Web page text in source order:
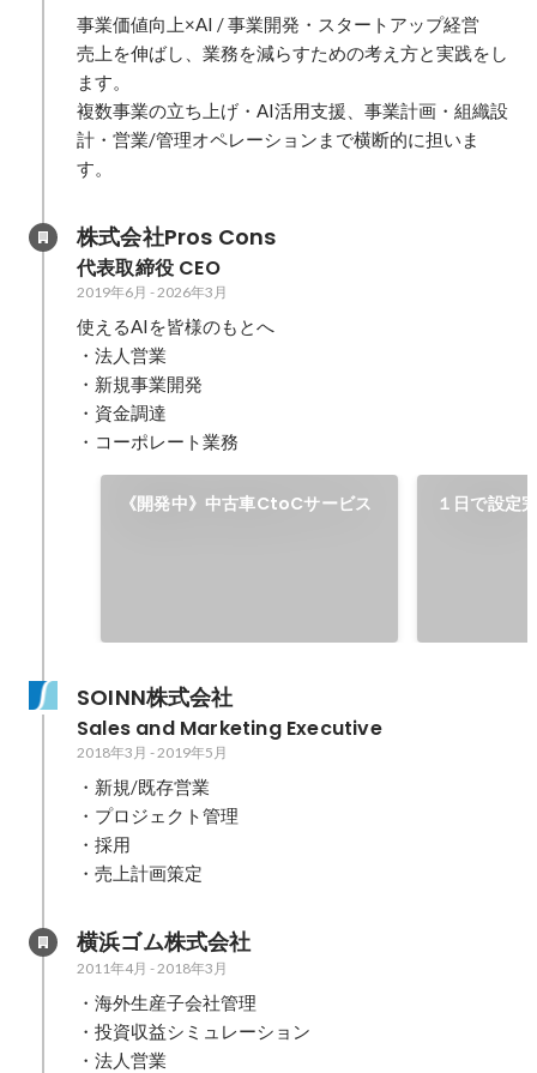
事業価値向上×AI / 事業開発・スタートアップ経営
売上を伸ばし、業務を減らすための考え方と実践をし
ます。
複数事業の立ち上げ・AI活用支援、事業計画・組織設
計・営業/管理オペレーションまで横断的に担いま
す。
株式会社Pros Cons
代表取締役 CEO
2019年6月 - 2026年3月
使えるAIを皆様のもとへ
・法人営業
・新規事業開発
・資金調達
・コーポレート業務
《開発中》中古車CtoCサービス
１日で設定
SOINN株式会社
Sales and Marketing Executive
2018年3月 - 2019年5月
・新規/既存営業
・プロジェクト管理
・採用
・売上計画策定
横浜ゴム株式会社
2011年4月 - 2018年3月
・海外生産子会社管理
・投資収益シミュレーション
・法人営業